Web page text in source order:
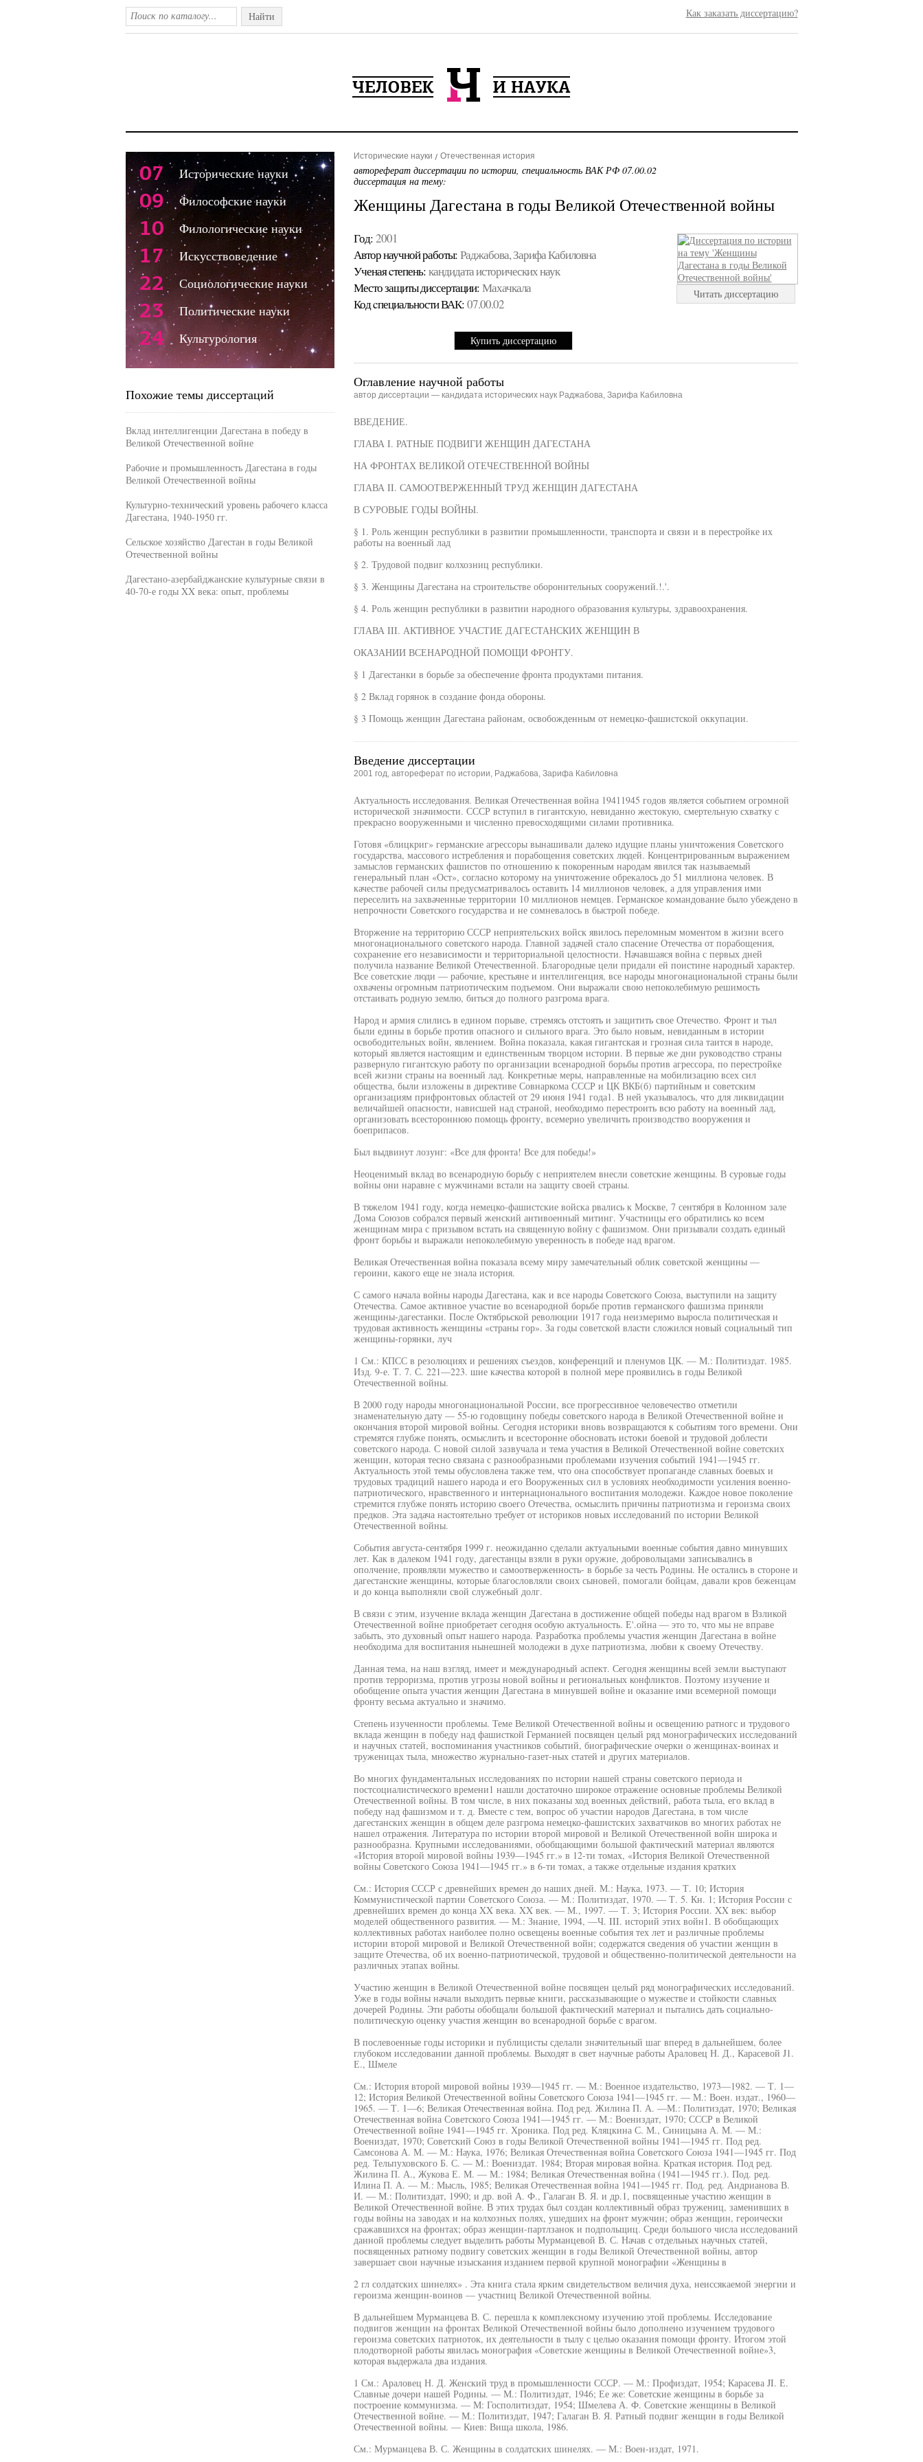
Найти Как заказать диссертацию?
Исторические науки Отечественная история
автореферат диссертации по истории, специальность ВАК РФ 07.00.02
диссертация на тему:
Женщины Дагестана в годы Великой Отечественной войны
Год: 2001
Автор научной работы: Раджабова, Зарифа Кабиловна
Ученая cтепень: кандидата исторических наук
Место защиты диссертации: Махачкала
Код cпециальности ВАК: 07.00.02
Купить диссертацию
Читать диссертацию
Оглавление научной работы
автор диссертации — кандидата исторических наук Раджабова, Зарифа Кабиловна
ВВЕДЕНИЕ.
ГЛАВА I. РАТНЫЕ ПОДВИГИ ЖЕНЩИН ДАГЕСТАНА
НА ФРОНТАХ ВЕЛИКОЙ ОТЕЧЕСТВЕННОЙ ВОЙНЫ
ГЛАВА II. САМООТВЕРЖЕННЫЙ ТРУД ЖЕНЩИН ДАГЕСТАНА
В СУРОВЫЕ ГОДЫ ВОЙНЫ.
§ 1. Роль женщин республики в развитии промышленности, транспорта и связи и в перестройке их
работы на военный лад
§ 2. Трудовой подвиг колхозниц республики.
§ 3. Женщины Дагестана на строительстве оборонительных сооружений.!.'.
§ 4. Роль женщин республики в развитии народного образования культуры, здравоохранения.
ГЛАВА III. АКТИВНОЕ УЧАСТИЕ ДАГЕСТАНСКИХ ЖЕНЩИН В
ОКАЗАНИИ ВСЕНАРОДНОЙ ПОМОЩИ ФРОНТУ.
§ 1 Дагестанки в борьбе за обеспечение фронта продуктами питания.
§ 2 Вклад горянок в создание фонда обороны.
§ 3 Помощь женщин Дагестана районам, освобожденным от немецко-фашистской оккупации.
Введение диссертации
2001 год, автореферат по истории, Раджабова, Зарифа Кабиловна
Актуальность исследования. Великая Отечественная война 19411945 годов является событием огромной
исторической значимости. СССР вступил в гигантскую, невиданно жестокую, смертельную схватку с
прекрасно вооруженными и численно превосходящими силами противника.
Готовя «блицкриг» германские агрессоры вынашивали далеко идущие планы уничтожения Советского
государства, массового истребления и порабощения советских людей. Концентрированным выражением
замыслов германских фашистов по отношению к покоренным народам явился так называемый
генеральный план «Ост», согласно которому на уничтожение обрекалось до 51 миллиона человек. В
качестве рабочей силы предусматривалось оставить 14 миллионов человек, а для управления ими
переселить на захваченные территории 10 миллионов немцев. Германское командование было убеждено в
непрочности Советского государства и не сомневалось в быстрой победе.
Вторжение на территорию СССР неприятельских войск явилось переломным моментом в жизни всего
многонационального советского народа. Главной задачей стало спасение Отечества от порабощения,
сохранение его независимости и территориальной целостности. Начавшаяся война с первых дней
получила название Великой Отечественной. Благородные цели придали ей поистине народный характер.
Все советские люди — рабочие, крестьяне и интеллигенция, все народы многонациональной страны были
охвачены огромным патриотическим подъемом. Они выражали свою непоколебимую решимость
отстаивать родную землю, биться до полного разгрома врага.
Народ и армия слились в едином порыве, стремясь отстоять и защитить свое Отечество. Фронт и тыл
были едины в борьбе против опасного и сильного врага. Это было новым, невиданным в истории
освободительных войн, явлением. Война показала, какая гигантская и грозная сила таится в народе,
который является настоящим и единственным творцом истории. В первые же дни руководство страны
развернуло гигантскую работу по организации всенародной борьбы против агрессора, по перестройке
всей жизни страны на военный лад. Конкретные меры, направленные на мобилизацию всех сил
общества, были изложены в директиве Совнаркома СССР и ЦК ВКБ(б) партийным и советским
организациям прифронтовых областей от 29 июня 1941 года1. В ней указывалось, что для ликвидации
величайшей опасности, нависшей над страной, необходимо перестроить всю работу на военный лад,
организовать всестороннюю помощь фронту, всемерно увеличить производство вооружения и
боеприпасов.
Был выдвинут лозунг: «Все для фронта! Все для победы!»
Неоценимый вклад во всенародную борьбу с неприятелем внесли советские женщины. В суровые годы
войны они наравне с мужчинами встали на защиту своей страны.
В тяжелом 1941 году, когда немецко-фашистские войска рвались к Москве, 7 сентября в Колонном зале
Дома Союзов собрался первый женский антивоенный митинг. Участницы его обратились ко всем
женщинам мира с призывом встать на священную войну с фашизмом. Они призывали создать единый
фронт борьбы и выражали непоколебимую уверенность в победе над врагом.
Великая Отечественная война показала всему миру замечательный облик советской женщины —
героини, какого еще не знала история.
С самого начала войны народы Дагестана, как и все народы Советского Союза, выступили на защиту
Отечества. Самое активное участие во всенародной борьбе против германского фашизма приняли
женщины-дагестанки. После Октябрьской революции 1917 года неизмеримо выросла политическая и
трудовая активность женщины «страны гор». За годы советской власти сложился новый социальный тип
женщины-горянки, луч
1 См.: КПСС в резолюциях и решениях съездов, конференций и пленумов ЦК. — М.: Политиздат. 1985.
Изд. 9-е. Т. 7. С. 221—223. шие качества которой в полной мере проявились в годы Великой
Отечественной войны.
В 2000 году народы многонациональной России, все прогрессивное человечество отметили
знаменательную дату — 55-ю годовщину победы советского народа в Великой Отечественной войне и
окончания второй мировой войны. Сегодня историки вновь возвращаются к событиям того времени. Они
стремятся глубже понять, осмыслить и всесторонне обосновать истоки боевой и трудовой доблести
советского народа. С новой силой зазвучала и тема участия в Великой Отечественной войне советских
женщин, которая тесно связана с разнообразными проблемами изучения событий 1941—1945 гг.
Актуальность этой темы обусловлена также тем, что она способствует пропаганде славных боевых и
трудовых традиций нашего народа и его Вооруженных сил в условиях необходимости усиления военно-
патриотического, нравственного и интернационального воспитания молодежи. Каждое новое поколение
стремится глубже понять историю своего Отечества, осмыслить причины патриотизма и героизма своих
предков. Эта задача настоятельно требует от историков новых исследований по истории Великой
Отечественной войны.
События августа-сентября 1999 г. неожиданно сделали актуальными военные события давно минувших
лет. Как в далеком 1941 году, дагестанцы взяли в руки оружие, добровольцами записывались в
ополчение, проявляли мужество и самоотверженность- в борьбе за честь Родины. Не остались в стороне и
дагестанские женщины, которые благословляли своих сыновей, помогали бойцам, давали кров беженцам
и до конца выполняли свой служебный долг.
В связи с этим, изучение вклада женщин Дагестана в достижение общей победы над врагом в Взликой
Отечественной войне приобретает сегодня особую актуальность. Е'.ойна — это то, что мы не вправе
забыть, это духовный опыт нашего народа. Разработка проблемы участия женщин Дагестана в войне
необходима для воспитания нынешней молодежи в духе патриотизма, любви к своему Отечеству.
Данная тема, на наш взгляд, имеет и международный аспект. Сегодня женщины всей земли выступают
против терроризма, против угрозы новой войны и региональных конфликтов. Поэтому изучение и
обобщение опыта участия женщин Дагестана в минувшей войне и оказание ими всемерной помощи
фронту весьма актуально и значимо.
Степень изученности проблемы. Теме Великой Отечественной войны и освещению ратногс и трудового
вклада женщин в победу над фашисткой Германией посвящен целый ряд монографических исследований
и научных статей, воспоминания участников событий, биографические очерки о женщинах-воинах и
труженицах тыла, множество журнально-газет-ных статей и других материалов.
Во многих фундаментальных исследованиях по истории нашей страны советского периода и
постсоциалистического времени1 нашли достаточно широкое отражение основные проблемы Великой
Отечественной войны. В том числе, в них показаны ход военных действий, работа тыла, его вклад в
победу над фашизмом и т. д. Вместе с тем, вопрос об участии народов Дагестана, в том числе
дагестанских женщин в общем деле разгрома немецко-фашистских захватчиков во многих работах не
нашел отражения. Литература по истории второй мировой и Великой Отечественной войн широка и
разнообразна. Крупными исследованиями, обобщающими большой фактический материал являются
«История второй мировой войны 1939—1945 гг.» в 12-ти томах, «История Великой Отечественной
войны Советского Союза 1941—1945 гг.» в 6-ти томах, а также отдельные издания кратких
См.: История СССР с древнейших времен до наших дней. М.: Наука, 1973. — Т. 10; История
Коммунистической партии Советского Союза. — М.: Политиздат, 1970. — Т. 5. Кн. 1; История России с
древнейших времен до конца XX века. XX век. — М., 1997. — Т. 3; История России. XX век: выбор
моделей общественного развития. — М.: Знание, 1994, —Ч. III. историй этих войн1. В обобщающих
коллективных работах наиболее полно освещены военные события тех лет и различные проблемы
истории второй мировой и Великой Отечественной войн; содержатся сведения об участии женщин в
защите Отечества, об их военно-патриотической, трудовой и общественно-политической деятельности на
различных этапах войны.
Участию женщин в Великой Отечественной войне посвящен целый ряд монографических исследований.
Уже в годы войны начали выходить первые книги, рассказывающие о мужестве и стойкости славных
дочерей Родины. Эти работы обобщали большой фактический материал и пытались дать социально-
политическую оценку участия женщин во всенародной борьбе с врагом.
В послевоенные годы историки и публицисты сделали значительный шаг вперед в дальнейшем, более
глубоком исследовании данной проблемы. Выходят в свет научные работы Араловец Н. Д., Карасевой J1.
Е., Шмеле
См.: История второй мировой войны 1939—1945 гг. — М.: Военное издательство, 1973—1982. — Т. 1—
12; История Великой Отечественной войны Советского Союза 1941—1945 гг. — М.: Воен. издат., 1960—
1965. — Т. 1—6; Великая Отечественная война. Под ред. Жилина П. А. —М.: Политиздат, 1970; Великая
Отечественная война Советского Союза 1941—1945 гг. — М.: Воениздат, 1970; СССР в Великой
Отечественной войне 1941—1945 гг. Хроника. Под ред. Кляцкина С. М., Синицына А. М. — М.:
Воениздат, 1970; Советский Союз в годы Великой Отечественной войны 1941—1945 гг. Под ред.
Самсонова А. М. — М.: Наука, 1976; Великая Отечественная война Советского Союза 1941—1945 гг. Под
ред. Тельпуховского Б. С. — М.: Воениздат. 1984; Вторая мировая война. Краткая история. Под ред.
Жилина П. А., Жукова Е. М. — М.: 1984; Великая Отечественная война (1941—1945 гг.). Под. ред.
Илина П. А. — М.: Мысль, 1985; Великая Отечественная война 1941—1945 гг. Под. ред. Андрианова В.
И. — М.: Политиздат, 1990; и др. вой А. Ф., Галаган В. Я. и др.1, посвященные участию женщин в
Великой Отечественной войне. В этих трудах был создан коллективный образ тружениц, заменивших в
годы войны на заводах и на колхозных полях, ушедших на фронт мужчин; образ женщин, героически
сражавшихся на фронтах; образ женщин-партлзанок и подпольщиц. Среди большого числа исследований
данной проблемы следует выделить работы Мурманцевой В. С. Начав с отдельных научных статей,
посвященных ратному подвигу советских женщин в годы Великой Отечественной войны, автор
завершает свои научные изыскания изданием первой крупной монографии «Женщины в
2 гл солдатских шинелях» . Эта книга стала ярким свидетельством величия духа, неиссякаемой энергии и
героизма женщин-воинов — участниц Великой Отечественной войны.
В дальнейшем Мурманцева В. С. перешла к комплексному изучению этой проблемы. Исследование
подвигов женщин на фронтах Великой Отечественной войны было дополнено изучением трудового
героизма советских патриоток, их деятельности в тылу с целью оказания помощи фронту. Итогом этой
плодотворной работы явилась монография «Советские женщины в Великой Отечественной войне»3,
которая выдержала два издания.
1 См.: Араловец Н. Д. Женский труд в промышленности СССР. — М.: Профиздат, 1954; Карасева JI. Е.
Славные дочери нашей Родины. — М.: Политиздат, 1946; Ее же: Советские женщины в борьбе за
построение коммунизма. — М: Госполитиздат, 1954; Шмелева А. Ф. Советские женщины в Великой
Отечественной войне. — М.: Политиздат, 1947; Галаган В. Я. Ратный подвиг женщин в годы Великой
Отечественной войны. — Киев: Вища школа, 1986.
См.: Мурманцева В. С. Женщины в солдатских шинелях. — М.: Воен-издат, 1971.
07 Исторические науки
09 Философские науки
10 Филологические науки
17 Искусствоведение
22 Социологические науки
23 Политические науки
24 Культурология
Похожие темы диссертаций
Вклад интеллигенции Дагестана в победу в
Великой Отечественной войне
Рабочие и промышленность Дагестана в годы
Великой Отечественной войны
Культурно-технический уровень рабочего класса
Дагестана, 1940-1950 гг.
Сельское хозяйство Дагестан в годы Великой
Отечественной войны
Дагестано-азербайджанские культурные связи в
40-70-е годы XX века: опыт, проблемы